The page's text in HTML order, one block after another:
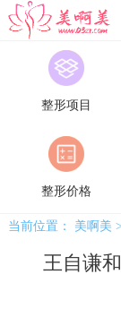
美啊美
整形项目
整形价格
当前位置： 美啊美 >
王自谦